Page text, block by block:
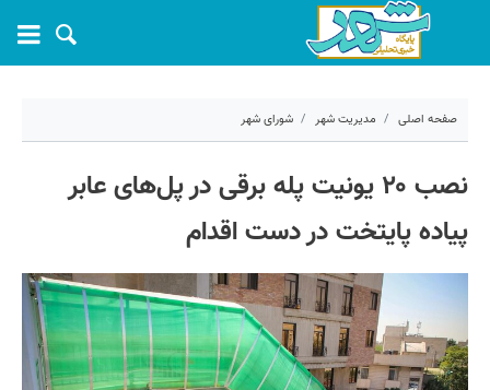
صفحه اصلی مدیریت شهر شورای شهر
نصب ۲۰ یونیت پله برقی در پل‌های عابر
پیاده پایتخت در دست اقدام